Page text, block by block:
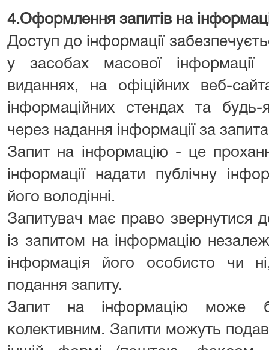
4.Оформлення запитів на
Доступ до інформації
у засобах масової інформації
виданнях, на офіційних веб-
інформаційних стендах та
через надання інформації за
Запит на інформацію - це
інформації надати публічну
його володінні.
Запитувач має право звернутися
із запитом на інформацію
інформація його особисто чи
подання запиту.
Запит на інформацію може
колективним. Запити можуть